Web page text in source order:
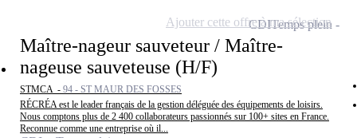
Maître-nageur sauveteur / Maître-
nageuse sauveteuse (H/F)
STMCA - 94 - ST MAUR DES FOSSES
RÉCRÉA est le leader français de la gestion déléguée des équipements de loisirs.
Nous comptons plus de 2 400 collaborateurs passionnés sur 100+ sites en France.
Reconnue comme une entreprise où il...
CDITemps plein
Ajouter cette offre à ma sélection